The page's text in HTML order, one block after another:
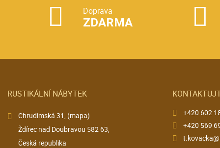
Doprava
ZDARMA
RUSTIKÁLNÍ NÁBYTEK
Chrudimská 31, (mapa)
Ždírec nad Doubravou 582 63,
Česká republika
+420 602
+420 569